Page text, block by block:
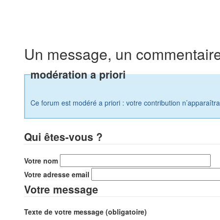
Un message, un
modération a priori
Ce forum est modéré a priori : votre contribution
Qui êtes-vous ?
Votre nom
Votre adresse email
Votre message
Texte de votre message (obligatoire)